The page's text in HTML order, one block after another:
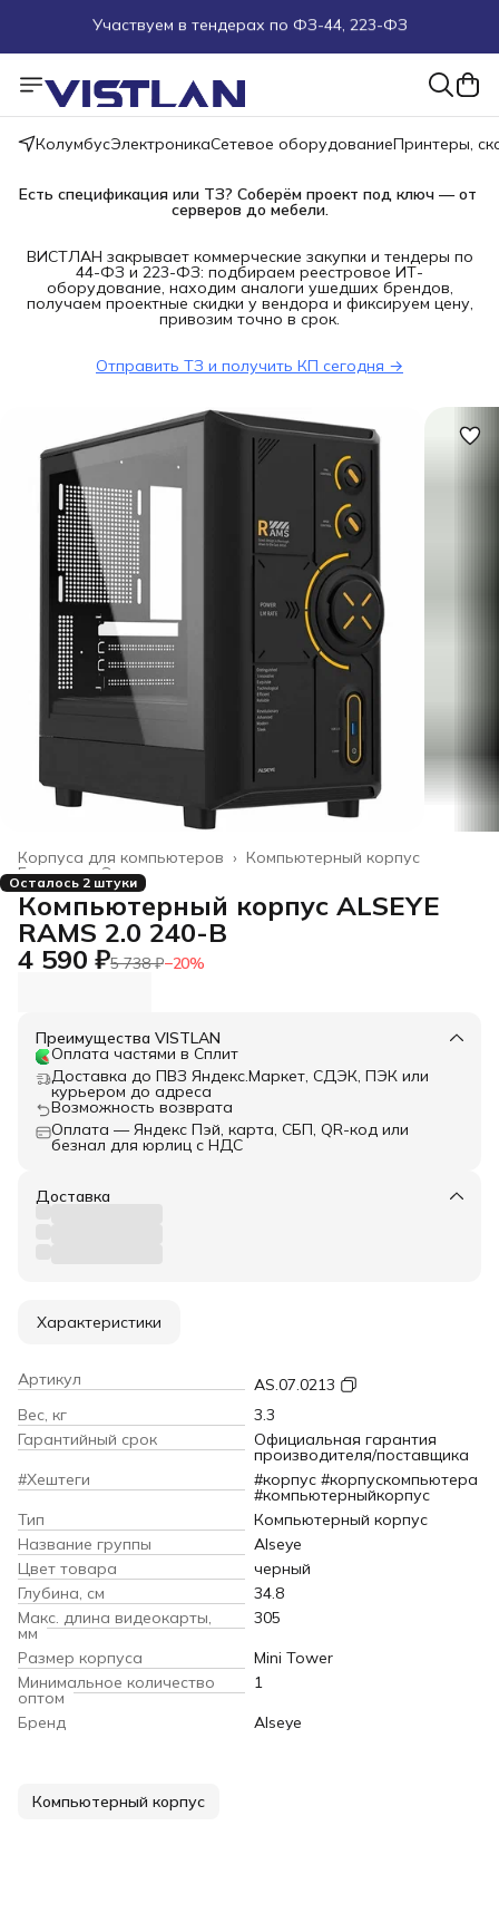
Поможем подобрать оборудование под ТЗ
Пуско-наладочные работы
Более 100 000 позиций в наличии и под заказ
КолумбусЭлектроникаСетевое оборудованиеПринтеры,
Есть спецификация или ТЗ? Соберём проект под ключ — от
серверов до мебели.
ВИСТЛАН закрывает коммерческие закупки и тендеры по
44-ФЗ и 223-ФЗ: подбираем реестровое ИТ-
оборудование, находим аналоги ушедших брендов,
получаем проектные скидки у вендора и фиксируем цену,
привозим точно в срок.
Отправить ТЗ и получить КП сегодня →
Компьютерный корпус
Корпуса для компьютеров ›
Электроника
Главная ›
Осталось 2 штуки
Компьютерный корпус ALSEYE
RAMS 2.0 240-B
4 590 ₽5 738 ₽−20%
Преимущества VISTLAN
Оплата частями в Сплит
Доставка до ПВЗ Яндекс.Маркет, СДЭК, ПЭК или
курьером до адреса
Возможность возврата
Оплата — Яндекс Пэй, карта, СБП, QR-код или
безнал для юрлиц с НДС
Доставка
Характеристики
Артикул
AS.07.0213
Вес, кг
3.3
Гарантийный срок
Официальная гарантия
производителя/поставщика
#Хештеги
#корпус #корпускомпьютера
#компьютерныйкорпус
Тип
Компьютерный корпус
Название группы
Alseye
Цвет товара
черный
Глубина, см
34.8
Макс. длина видеокарты,
мм
305
Размер корпуса
Mini Tower
Минимальное количество
оптом
1
Бренд
Alseye
Компьютерный корпус